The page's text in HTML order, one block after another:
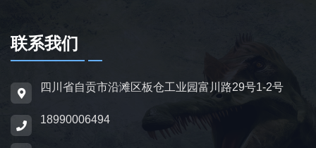
联系我们
四川省自贡市沿滩区板仓工业园富川路29号1-2号
18990006494